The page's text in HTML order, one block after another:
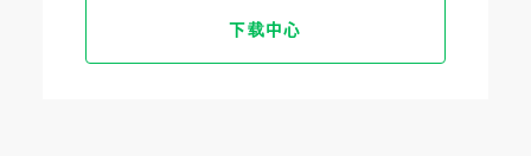
下载中心